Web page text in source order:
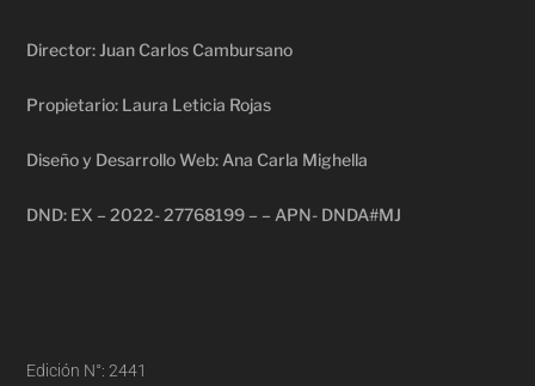
Director: Juan Carlos Cambursano
Propietario: Laura Leticia Rojas
Diseño y Desarrollo Web: Ana Carla Mighella
DND: EX – 2022- 27768199 – – APN- DNDA#MJ
Edición N°: 2441